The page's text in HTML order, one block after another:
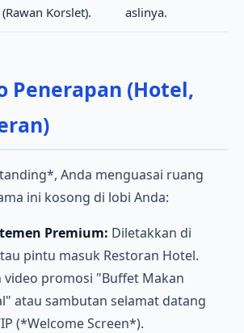
(Rawan Korslet).
aslinya.
Penerapan (Hotel,
Anda menguasai ruang
ini kosong di lobi Anda:
Premium: Diletakkan di
pintu masuk Restoran Hotel.
video promosi "Buffet Makan
atau sambutan selamat datang
(*Welcome Screen*).